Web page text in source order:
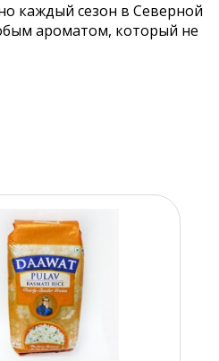
каждый сезон в Северной
ароматом, который не